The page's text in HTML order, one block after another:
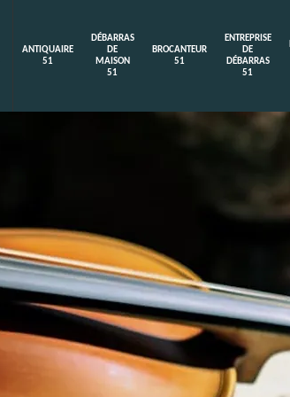
ANTIQUAIRE
51
DÉBARRAS
DE
MAISON
51
BROCANTEUR
51
ENTREPRISE
DE
DÉBARRAS
51